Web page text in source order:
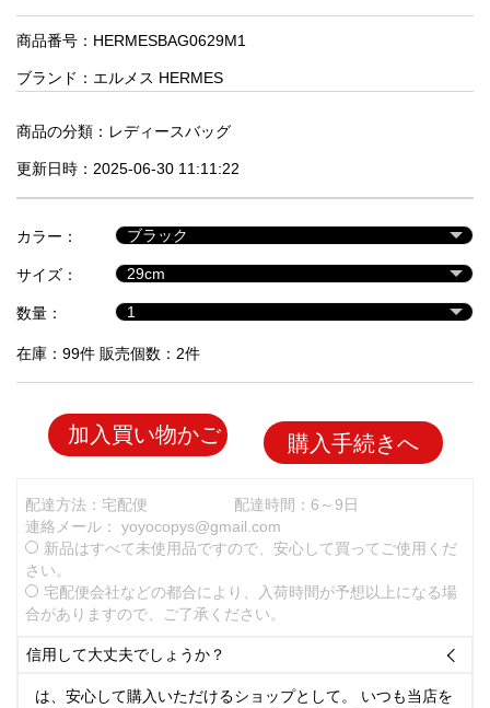
人
気
商
セ
ル
品
商品番号：HERMESBAG0629M1
ブランド： エルメス HERMES
商品の分類： レディースバッグ
更新日時：2025-06-30 11:11:22
カラー：
サイズ：
数量：
在庫：99件 販売個数：2件
加入買い物かご 購入手続きへ
配達方法：宅配便
配達時間：6～9日
連絡メール： yoyocopys@gmail.com
新品はすべて未使用品ですので、安心して買ってご使用くだ
さい。
宅配便会社などの都合により、入荷時間が予想以上になる場
合がありますので、ご了承ください。
信用して大丈夫でしょうか？ 
は、安心して購入いただけるショップとして。 いつも当店を